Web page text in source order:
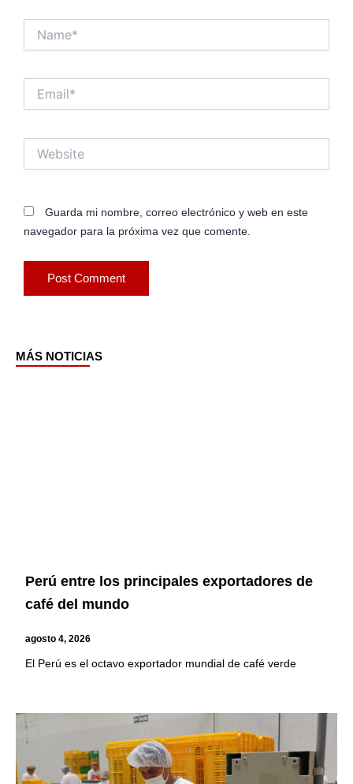
Guarda mi nombre, correo electrónico y web en este
navegador para la próxima vez que comente.
MÁS NOTICIAS
Perú entre los principales exportadores de
café del mundo
agosto 4, 2026
El Perú es el octavo exportador mundial de café verde